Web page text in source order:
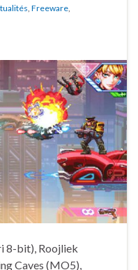
, Freeware,
8-bit), Roojliek
Caves (MO5),